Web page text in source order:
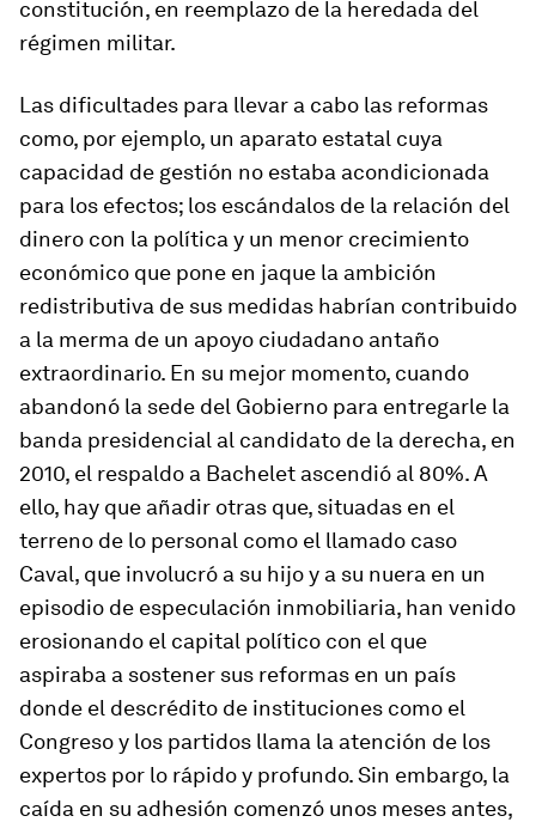
constitución, en reemplazo de la heredada del
régimen militar.
Las dificultades para llevar a cabo las reformas
como, por ejemplo, un aparato estatal cuya
capacidad de gestión no estaba acondicionada
para los efectos; los escándalos de la relación del
dinero con la política y un menor crecimiento
económico que pone en jaque la ambición
redistributiva de sus medidas habrían contribuido
a la merma de un apoyo ciudadano antaño
extraordinario. En su mejor momento, cuando
abandonó la sede del Gobierno para entregarle la
banda presidencial al candidato de la derecha, en
2010, el respaldo a Bachelet ascendió al 80%. A
ello, hay que añadir otras que, situadas en el
terreno de lo personal como el llamado caso
Caval, que involucró a su hijo y a su nuera en un
episodio de especulación inmobiliaria, han venido
erosionando el capital político con el que
aspiraba a sostener sus reformas en un país
donde el descrédito de instituciones como el
Congreso y los partidos llama la atención de los
expertos por lo rápido y profundo. Sin embargo, la
caída en su adhesión comenzó unos meses antes,